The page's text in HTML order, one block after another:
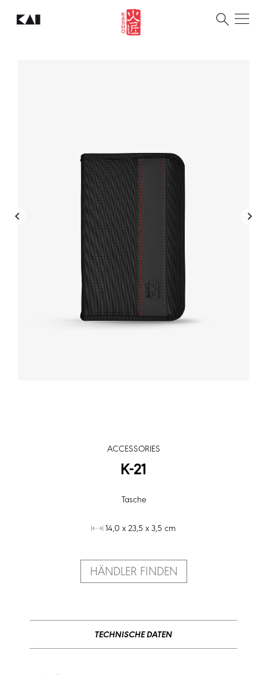
ACCESSORIES
K-21
Tasche
14,0 x 23,5 x 3,5 cm
HÄNDLER FINDEN
TECHNISCHE DATEN